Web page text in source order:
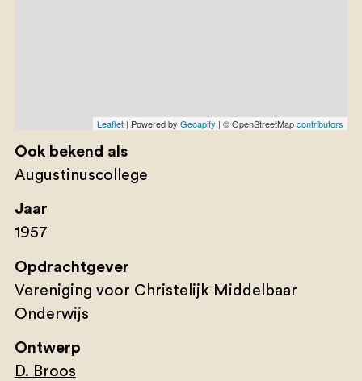
Leaflet | Powered byGeoapify | © OpenStreetMapcontributors
Ook bekend als
Augustinuscollege
Jaar
1957
Opdrachtgever
Vereniging voor Christelijk Middelbaar
Onderwijs
Ontwerp
D. Broos